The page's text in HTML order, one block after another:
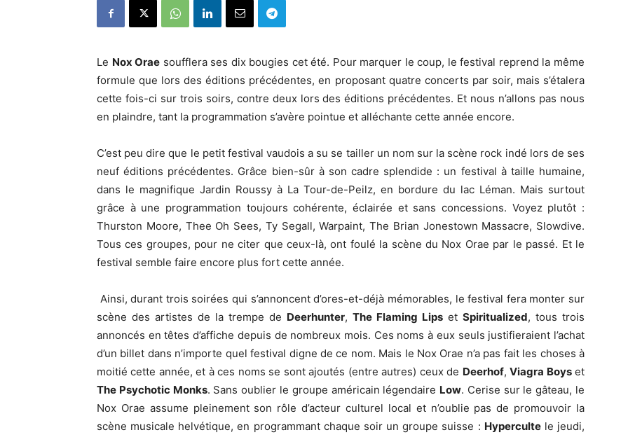
Le Nox Orae soufflera ses dix bougies cet été. Pour marquer le coup, le festival reprend la même
formule que lors des éditions précédentes, en proposant quatre concerts par soir, mais s’étalera
cette fois-ci sur trois soirs, contre deux lors des éditions précédentes. Et nous n’allons pas nous
en plaindre, tant la programmation s’avère pointue et alléchante cette année encore.
C’est peu dire que le petit festival vaudois a su se tailler un nom sur la scène rock indé lors de ses
neuf éditions précédentes. Grâce bien-sûr à son cadre splendide : un festival à taille humaine,
dans le magnifique Jardin Roussy à La Tour-de-Peilz, en bordure du lac Léman. Mais surtout
grâce à une programmation toujours cohérente, éclairée et sans concessions. Voyez plutôt :
Thurston Moore, Thee Oh Sees, Ty Segall, Warpaint, The Brian Jonestown Massacre, Slowdive.
Tous ces groupes, pour ne citer que ceux-là, ont foulé la scène du Nox Orae par le passé. Et le
festival semble faire encore plus fort cette année.
Ainsi, durant trois soirées qui s’annoncent d’ores-et-déjà mémorables, le festival fera monter sur
scène des artistes de la trempe de Deerhunter, The Flaming Lips et Spiritualized, tous trois
annoncés en têtes d’affiche depuis de nombreux mois. Ces noms à eux seuls justifieraient l’achat
d’un billet dans n’importe quel festival digne de ce nom. Mais le Nox Orae n’a pas fait les choses à
moitié cette année, et à ces noms se sont ajoutés (entre autres) ceux de Deerhof,Viagra Boyset
The Psychotic Monks. Sans oublier le groupe américain légendaire Low. Cerise sur le gâteau, le
Nox Orae assume pleinement son rôle d’acteur culturel local et n’oublie pas de promouvoir la
scène musicale helvétique, en programmant chaque soir un groupe suisse : Hypercultele jeudi,